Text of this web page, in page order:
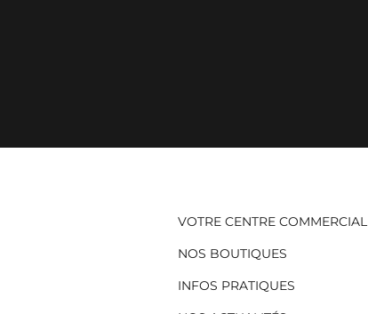
VOTRE CENTRE COMMERCIAL
NOS BOUTIQUES
INFOS PRATIQUES